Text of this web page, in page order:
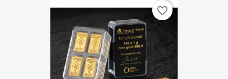
favorite_border